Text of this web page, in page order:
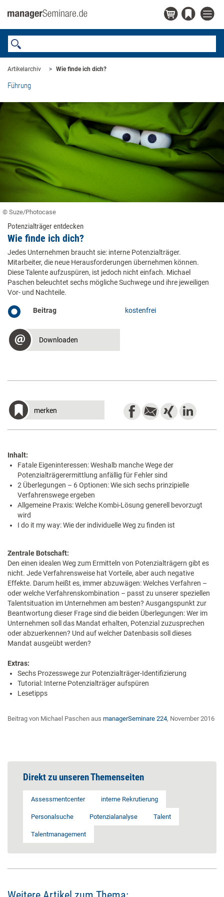
Artikelarchiv Wie finde ich dich?
Führung
© Suze/Photocase
Potenzialträger entdecken
Wie finde ich dich?
Jedes Unternehmen braucht sie: interne Potenzialträger.
Mitarbeiter, die neue Herausforderungen übernehmen können.
Diese Talente aufzuspüren, ist jedoch nicht einfach. Michael
Paschen beleuchtet sechs mögliche Suchwege und ihre jeweiligen
Vor- und Nachteile.
Beitrag kostenfrei
Downloaden
merken
Inhalt:
Fatale Eigeninteressen: Weshalb manche Wege der
Potenzialträgerermittlung anfällig für Fehler sind
2 Überlegungen – 6 Optionen: Wie sich sechs prinzipielle
Verfahrenswege ergeben
Allgemeine Praxis: Welche Kombi-Lösung generell bevorzugt
wird
I do it my way: Wie der individuelle Weg zu finden ist
Zentrale Botschaft:
Den einen idealen Weg zum Ermitteln von Potenzialträgern gibt es
nicht. Jede Verfahrensweise hat Vorteile, aber auch negative
Effekte. Darum heißt es, immer abzuwägen: Welches Verfahren –
oder welche Verfahrenskombination – passt zu unserer speziellen
Talentsituation im Unternehmen am besten? Ausgangspunkt zur
Beantwortung dieser Frage sind die beiden Überlegungen: Wer im
Unternehmen soll das Mandat erhalten, Potenzial zuzusprechen
oder abzuerkennen? Und auf welcher Datenbasis soll dieses
Mandat ausgeübt werden?
Extras:
Sechs Prozesswege zur Potenzialträger-Identifizierung
Tutorial: Interne Potenzialträger aufspüren
Lesetipps
Beitrag von Michael Paschen aus managerSeminare 224, November 2016
Direkt zu unseren Themenseiten
Assessmentcenter interne Rekrutierung
Personalsuche Potenzialanalyse Talent
Talentmanagement